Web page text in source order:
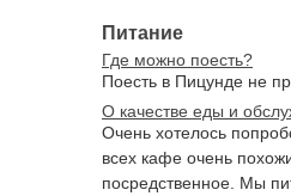
Питание
Где можно поесть?
Поесть в Пицунде не
О качестве еды и
Очень хотелось
всех кафе очень
посредственное. Мы